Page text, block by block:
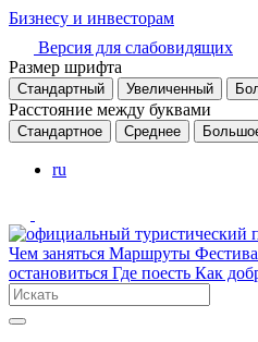
Бизнесу и инвесторам
Версия для слабовидящих
Размер шрифта
Стандартный Увеличенный
Расстояние между буквами
Стандартное Среднее
ru
Чем заняться Маршруты
остановиться Где поесть Как